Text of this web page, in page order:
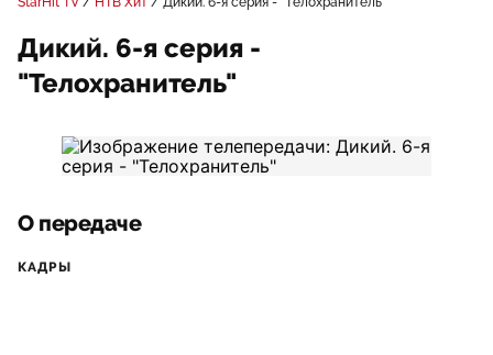
Дикий. 6-я серия -
"Телохранитель"
О передаче
КАДРЫ